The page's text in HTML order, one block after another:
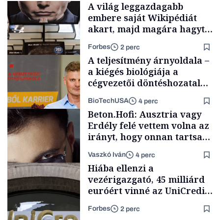
Milliárdosok
A világ leggazdagabb
embere saját Wikipédiát
akart, majd magára hagyta.
Most milliók olvasnak
ellenőrizetlen
információkat
Forbes 2 perc
Content Lab HUB
A teljesítmény árnyoldala –
a kiégés biológiája a
cégvezetői döntéshozatal
BioTechUSA 4 perc
Forbes-sztori
Beton.Hofi: Ausztria vagy
Erdély felé vettem volna az
irányt, hogy onnan tartsam
lélegeztetőgépen a magyar
zenét
Vaszkó Iván 4 perc
Hiába ellenzi a
vezérigazgató, 45 milliárd
euróért vinné az UniCredit
az egyik legnagyobb német
bankot
Forbes 2 perc